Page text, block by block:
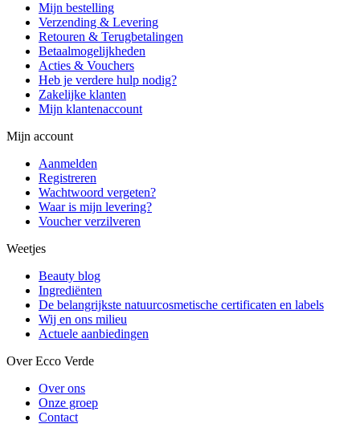
Mijn bestelling
Verzending & Levering
Retouren & Terugbetalingen
Betaalmogelijkheden
Acties & Vouchers
Heb je verdere hulp nodig?
Zakelijke klanten
Mijn klantenaccount
Mijn account
Aanmelden
Registreren
Wachtwoord vergeten?
Waar is mijn levering?
Voucher verzilveren
Weetjes
Beauty blog
Ingrediënten
De belangrijkste natuurcosmetische certificaten en labels
Wij en ons milieu
Actuele aanbiedingen
Over Ecco Verde
Over ons
Onze groep
Contact